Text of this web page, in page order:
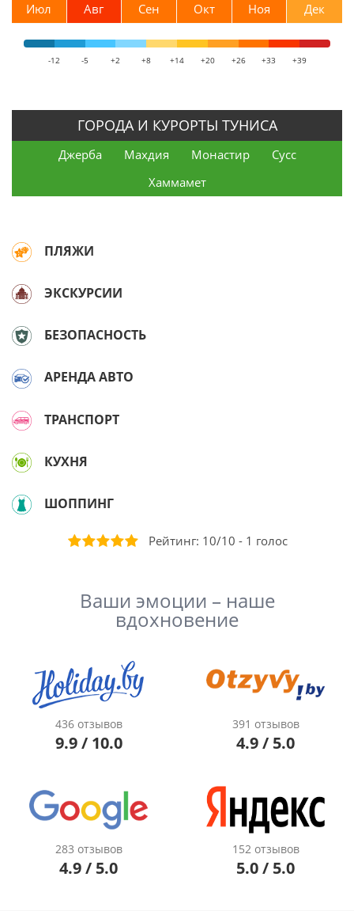
Июл
Авг Сен Окт Ноя Дек
-12 -5 +2 +8 +14 +20 +26 +33 +39
ГОРОДА И КУРОРТЫ ТУНИСА
Джерба Махдия Монастир
Сусс
Хаммамет
ПЛЯЖИ
ЭКСКУРСИИ
БЕЗОПАСНОСТЬ
АРЕНДА АВТО
ТРАНСПОРТ
КУХНЯ
ШОППИНГ
Рейтинг: 10/10 - 1 голоc
Ваши эмоции – наше
вдохновение
436 отзывов
9.9 / 10.0
391 отзывов
4.9 / 5.0
283 отзывов
4.9 / 5.0
152 отзывов
5.0 / 5.0